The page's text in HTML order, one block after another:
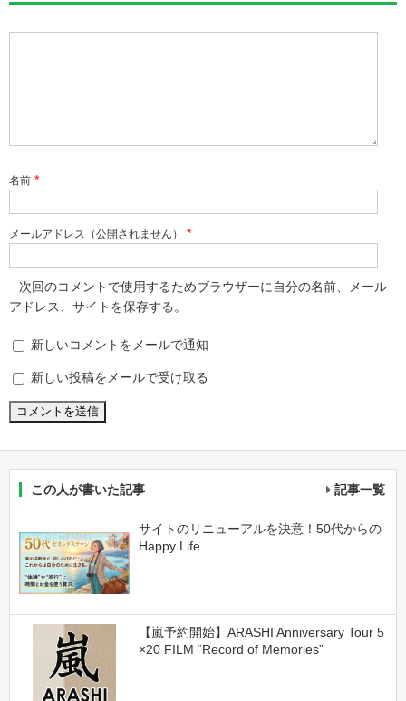
名前 *
メールアドレス（公開されません） *
次回のコメントで使用するためブラウザーに自分の名前、メール
アドレス、サイトを保存する。
新しいコメントをメールで通知
新しい投稿をメールで受け取る
この人が書いた記事 記事一覧
サイトのリニューアルを決意！50代からの
Happy Life
【嵐予約開始】ARASHI Anniversary Tour 5
×20 FILM “Record of Memories”